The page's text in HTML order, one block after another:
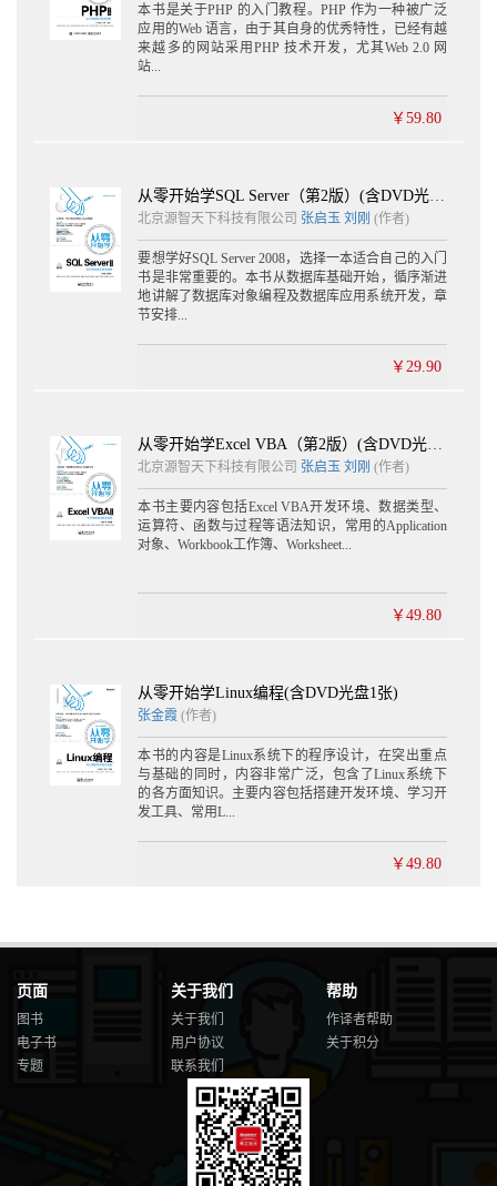
本书是关于PHP 的入门教程。PHP 作为一种被广泛
应用的Web 语言，由于其自身的优秀特性，已经有越
来越多的网站采用PHP 技术开发，尤其Web 2.0 网
站...
￥59.80
北京源智天下科技有限公司 张启玉 刘刚 (作者)
要想学好SQL Server 2008，选择一本适合自己的入门
书是非常重要的。本书从数据库基础开始，循序渐进
地讲解了数据库对象编程及数据库应用系统开发，章
节安排...
￥29.90
北京源智天下科技有限公司 张启玉 刘刚 (作者)
本书主要内容包括Excel VBA开发环境、数据类型、
运算符、函数与过程等语法知识，常用的Application
对象、Workbook工作簿、Worksheet...
￥49.80
从零开始学Linux编程(含DVD光盘1张)
张金霞 (作者)
本书的内容是Linux系统下的程序设计，在突出重点
与基础的同时，内容非常广泛，包含了Linux系统下
的各方面知识。主要内容包括搭建开发环境、学习开
发工具、常用L...
￥49.80
页面
图书
电子书
专题
关于我们
关于我们
用户协议
联系我们
帮助
作译者帮助
关于积分